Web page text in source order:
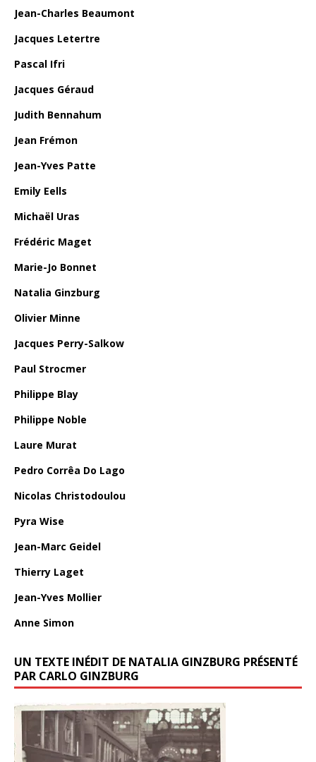
Jean-Charles Beaumont
Jacques Letertre
Pascal Ifri
Jacques Géraud
Judith Bennahum
Jean Frémon
Jean-Yves Patte
Emily Eells
Michaël Uras
Frédéric Maget
Marie-Jo Bonnet
Natalia Ginzburg
Olivier Minne
Jacques Perry-Salkow
Paul Strocmer
Philippe Blay
Philippe Noble
Laure Murat
Pedro Corrêa Do Lago
Nicolas Christodoulou
Pyra Wise
Jean-Marc Geidel
Thierry Laget
Jean-Yves Mollier
Anne Simon
UN TEXTE INÉDIT DE NATALIA GINZBURG PRÉSENTÉ
PAR CARLO GINZBURG